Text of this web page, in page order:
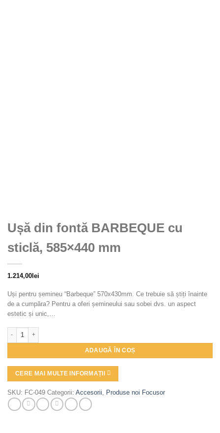
Ușă din fontă BARBEQUE cu
sticlă, 585×440 mm
1.214,00 lei
Uși pentru șemineu “Barbeque” 570x430mm. Ce trebuie să știți înainte
de a cumpăra? Pentru a oferi șemineului sau sobei dvs. un aspect
estetic și unic,…
Cantitate Ușă din fontă BARBEQUE cu sticlă, 585x440 mm
ADAUGĂ ÎN COȘ
CERE MAI MULTE INFORMAȚII
SKU: FC-049 Categorii: Accesorii Produse noi Focusor